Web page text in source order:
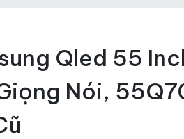
Qled 55
Nói,